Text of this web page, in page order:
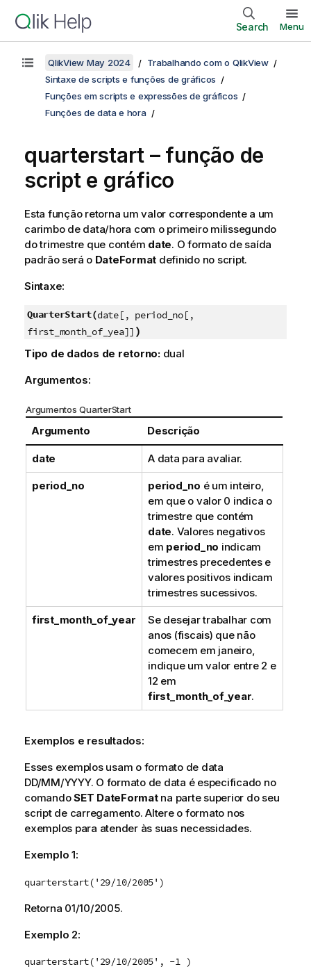
Search Menu
QlikView May 2024
Trabalhando com o QlikView
Sintaxe de scripts e funções de gráficos
Funções em scripts e expressões de gráficos
Funções de data e hora
quarterstart – função de
script e gráfico
Esta função retorna um valor correspondente a um
carimbo de data/hora com o primeiro milissegundo
do trimestre que contém date. O formato de saída
padrão será o DateFormat definido no script.
Sintaxe:
QuarterStart(date[, period_no[,
first_month_of_yea]] )
Tipo de dados de retorno:dual
Argumentos:
Argumentos QuarterStart
Argumento Descrição
date A data para avaliar.
period_no period_no é um inteiro,
em que o valor 0 indica o
trimestre que contém
date. Valores negativos
em period_no indicam
trimestres precedentes e
valores positivos indicam
trimestres sucessivos.
first_month_of_year
Se desejar trabalhar com
anos (fiscais) que não
comecem em janeiro,
indique um valor entre 2 e
12 em
first_month_of_year.
Exemplos e resultados:
Esses exemplos usam o formato de data
DD/MM/YYYY. O formato de data é especificado no
comandoSET DateFormatna parte superior do seu
script de carregamento. Altere o formato nos
exemplos para atender às suas necessidades.
Exemplo 1:
quarterstart('29/10/2005')
Retorna 01/10/2005.
Exemplo 2:
quarterstart('29/10/2005', -1 )